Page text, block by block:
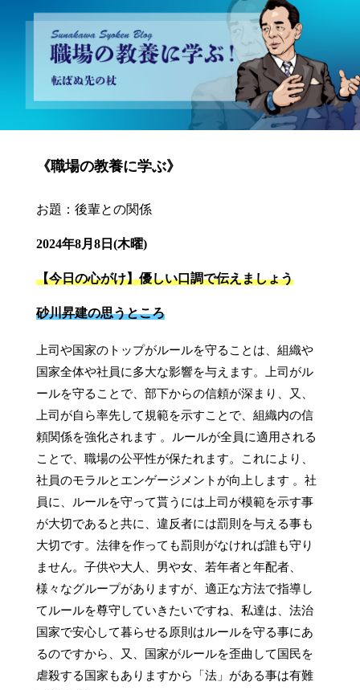
砂川昇建会長ブログ 職場の教養に学ぶ！～転ばぬ先の杖～
《職場の教養に学ぶ》
お題：後輩との関係
2024年8月8日(木曜)
【今日の心がけ】優しい口調で伝えましょう
砂川昇建の思うところ
上司や国家のトップがルールを守ることは、組織や
国家全体や社員に多大な影響を与えます。上司がル
ールを守ることで、部下からの信頼が深まり、又、
上司が自ら率先して規範を示すことで、組織内の信
頼関係を強化されます 。ルールが全員に適用される
ことで、職場の公平性が保たれます。これにより、
社員のモラルとエンゲージメントが向上します 。社
員に、ルールを守って貰うには上司が模範を示す事
が大切であると共に、違反者には罰則を与える事も
大切です。法律を作っても罰則がなければ誰も守り
ません。子供や大人、男や女、若年者と年配者、
様々なグループがありますが、適正な方法で指導し
てルールを尊守していきたいですね、私達は、法治
国家で安心して暮らせる原則はルールを守る事にあ
るのですから、又、国家がルールを歪曲して国民を
虐殺する国家もありますから「法」がある事は有難